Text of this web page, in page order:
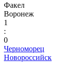
Факел
Воронеж
1
:
0
Черноморец
Новороссийск